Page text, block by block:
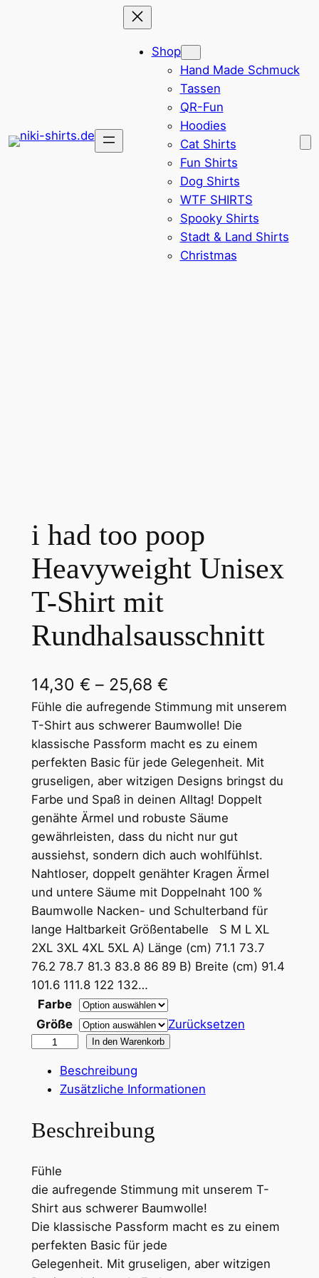
Shop
Hand Made Schmuck
Tassen
QR-Fun
Hoodies
Cat Shirts
Fun Shirts
Dog Shirts
WTF SHIRTS
Spooky Shirts
Stadt & Land Shirts
Christmas
i had too poop
Heavyweight Unisex
T-Shirt mit
Rundhalsausschnitt
14,30 € – 25,68 €P
r
e
s
s
p
a
n
n
e
:
4
,
0
i
s
2
5
Fühle die aufregende Stimmung mit unserem
T-Shirt aus schwerer Baumwolle! Die
klassische Passform macht es zu einem
perfekten Basic für jede Gelegenheit. Mit
gruseligen, aber witzigen Designs bringst du
Farbe und Spaß in deinen Alltag! Doppelt
genähte Ärmel und robuste Säume
gewährleisten, dass du nicht nur gut
aussiehst, sondern dich auch wohlfühlst.
Nahtloser, doppelt genähter Kragen Ärmel
und untere Säume mit Doppelnaht 100 %
Baumwolle Nacken- und Schulterband für
lange Haltbarkeit Größentabelle S M L XL
2XL 3XL 4XL 5XL A) Länge (cm) 71.1 73.7
76.2 78.7 81.3 83.8 86 89 B) Breite (cm) 91.4
101.6 111.8 122 132…
Farbe
Größe
Zurücksetzen
o
p
o
o
p
H
e
In den Warenkorb
Beschreibung
Zusätzliche Informationen
Beschreibung
Fühle
die aufregende Stimmung mit unserem T-
Shirt aus schwerer Baumwolle!
Die klassische Passform macht es zu einem
perfekten Basic für jede
Gelegenheit. Mit gruseligen, aber witzigen